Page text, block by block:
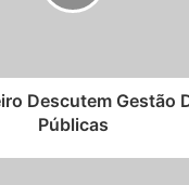
Descutem Gestão
Públicas